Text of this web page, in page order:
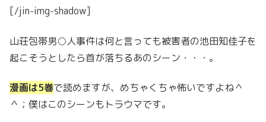
[/jin-img-shadow]
山荘包帯男○人事件は何と言っても被害者の池田知佳子を
起こそうとしたら首が落ちるあのシーン・・・。
漫画は5巻で読めますが、めちゃくちゃ怖いですよね＾
＾；僕はこのシーンもトラウマです。